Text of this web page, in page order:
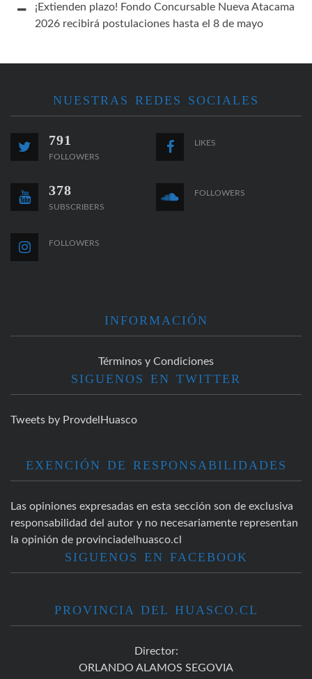
¡Extienden plazo! Fondo Concursable Nueva Atacama
2026 recibirá postulaciones hasta el 8 de mayo
NUESTRAS REDES SOCIALES
791
FOLLOWERS
LIKES
378
SUBSCRIBERS
FOLLOWERS
FOLLOWERS
INFORMACIÓN
Términos y Condiciones
SIGUENOS EN TWITTER
Tweets by ProvdelHuasco
EXENCIÓN DE RESPONSABILIDADES
Las opiniones expresadas en esta sección son de exclusiva
responsabilidad del autor y no necesariamente representan
la opinión de provinciadelhuasco.cl
SIGUENOS EN FACEBOOK
PROVINCIA DEL HUASCO.CL
Director:
ORLANDO ALAMOS SEGOVIA